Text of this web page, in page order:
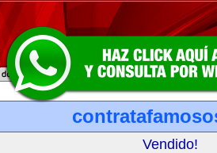
Vendido!